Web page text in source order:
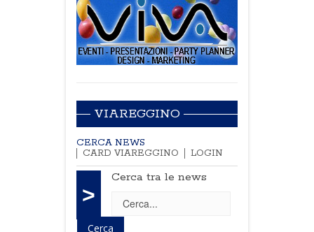
VIAREGGINO
CERCA NEWS
CARD VIAREGGINO
LOGIN
>
Cerca tra le news